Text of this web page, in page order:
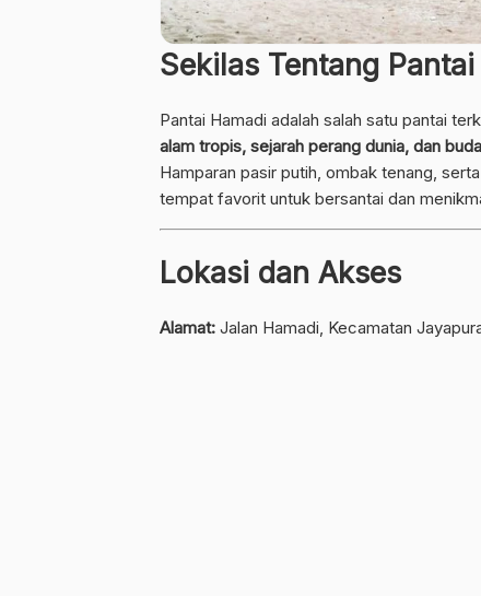
Sekilas Tentang
Pantai Hamadi adalah salah satu pantai
alam tropis, sejarah perang dunia, dan
Hamparan pasir putih, ombak tenang,
tempat favorit untuk bersantai dan
Lokasi dan Akses
Alamat: Jalan Hamadi, Kecamatan